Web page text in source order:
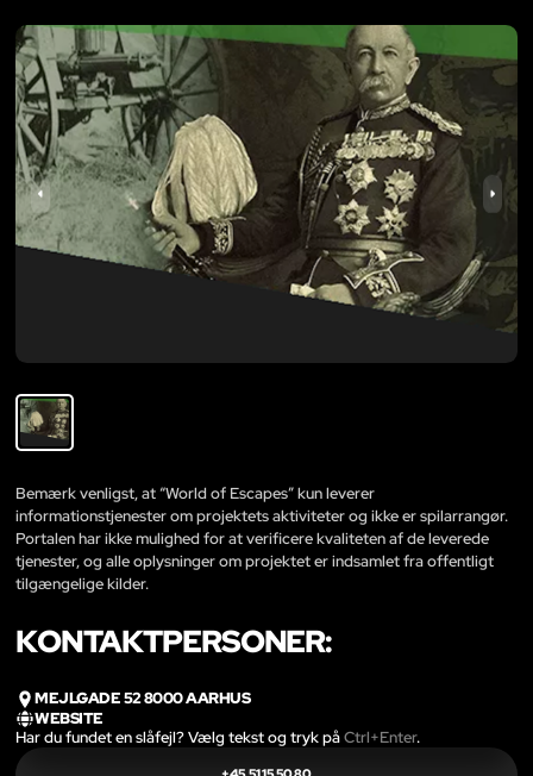
Bemærk venligst, at “World of Escapes” kun leverer
informationstjenester om projektets aktiviteter og ikke er spilarrangør.
Portalen har ikke mulighed for at verificere kvaliteten af de leverede
tjenester, og alle oplysninger om projektet er indsamlet fra offentligt
tilgængelige kilder.
KONTAKTPERSONER:
MEJLGADE 52 8000 AARHUS
WEBSITE
Har du fundet en slåfejl? Vælg tekst og tryk påCtrl+Enter.